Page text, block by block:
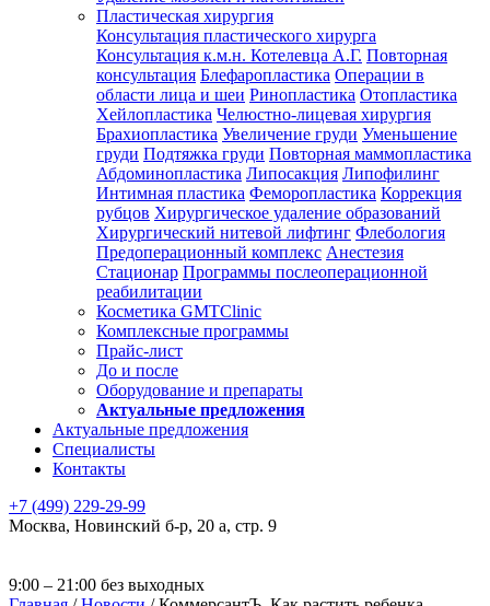
Пластическая хирургия
Консультация пластического хирурга
Консультация к.м.н. Котелевца А.Г. Повторная
консультация Блефаропластика Операции в
области лица и шеи Ринопластика Отопластика
Хейлопластика Челюстно-лицевая хирургия
Брахиопластика Увеличение груди Уменьшение
груди Подтяжка груди Повторная маммопластика
Абдоминопластика Липосакция Липофилинг
Интимная пластика Феморопластика Коррекция
рубцов Хирургическое удаление образований
Хирургический нитевой лифтинг Флебология
Предоперационный комплекс Анестезия
Стационар Программы послеоперационной
реабилитации
Косметика GMTClinic
Комплексные программы
Прайс-лист
До и после
Оборудование и препараты
Актуальные предложения
Актуальные предложения
Специалисты
Контакты
+7 (499) 229-29-99
Москва, Новинский б-р, 20 а, стр. 9
9:00 – 21:00 без выходных